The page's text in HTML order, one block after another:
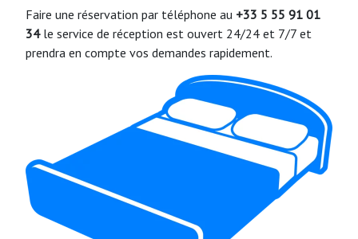
Faire une réservation par téléphone au +33 5 55 91 01
34le service de réception est ouvert 24/24 et 7/7 et
prendra en compte vos demandes rapidement.